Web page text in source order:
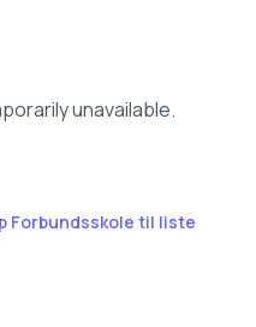
unavailable.
Forbundsskole til liste